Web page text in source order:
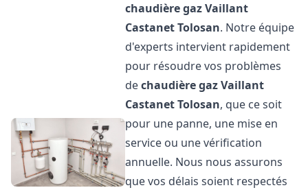
chaudière gaz Vaillant
Castanet Tolosan. Notre équipe
d'experts intervient rapidement
pour résoudre vos problèmes
dechaudière gaz Vaillant
Castanet Tolosan, que ce soit
pour une panne, une mise en
service ou une vérification
annuelle. Nous nous assurons
que vos délais soient respectés